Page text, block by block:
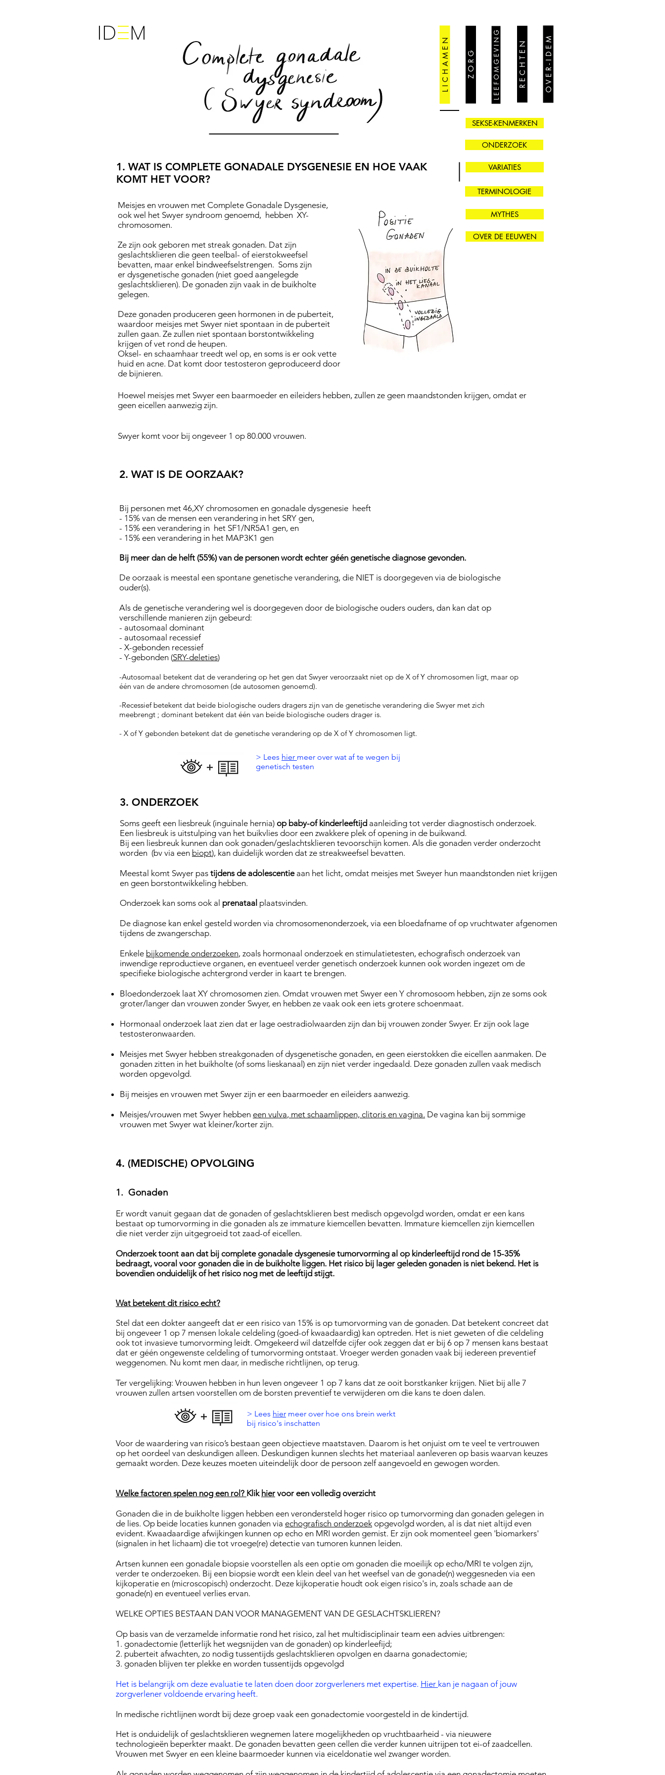
ID M
L I C H A M E N Z O R G L E E F O M G E V I N G R E C H T E N O V E R - I D E M
SEKSE-KENMERKEN
ONDERZOEK
VARIATIES
TERMINOLOGIE
1. WAT IS COMPLETE GONADALE DYSGENESIE EN HOE VAAK
KOMT HET VOOR?
MYTHES
OVER DE EEUWEN
Meisjes en vrouwen met Complete Gonadale Dysgenesie,
ook wel het Swyer syndroom genoemd, hebben XY-
chromosomen.
Ze zijn ook geboren met streak gonaden. Dat zijn
geslachtsklieren die geen teelbal- of eierstokweefsel
bevatten, maar enkel bindweefselstrengen. Soms zijn
er dysgenetische gonaden (niet goed aangelegde
geslachtsklieren). De gonaden zijn vaak in de buikholte
gelegen.
Deze gonaden produceren geen hormonen in de puberteit,
waardoor meisjes met Swyer niet spontaan in de puberteit
zullen gaan. Ze zullen niet spontaan borstontwikkeling
krijgen of vet rond de heupen.
Oksel- en schaamhaar treedt wel op, en soms is er ook vette
huid en acne. Dat komt door testosteron geproduceerd door
de bijnieren.
Hoewel meisjes met Swyer een baarmoeder en eileiders hebben, zullen ze geen maandstonden krijgen, omdat er
geen eicellen aanwezig zijn.
Swyer komt voor bij ongeveer 1 op 80.000 vrouwen.
2. WAT IS DE OORZAAK?
Bij personen met 46,XY chromosomen en gonadale dysgenesie heeft
- 15% van de mensen een verandering in het SRY gen,
- 15% een verandering in het SF1/NR5A1 gen, en
- 15% een verandering in het MAP3K1 gen
Bij meer dan de helft (55%) van de personen wordt echter géén genetische diagnose gevonden.
De oorzaak is meestal een spontane genetische verandering, die NIET is doorgegeven via de biologische
ouder(s).
Als de genetische verandering wel is doorgegeven door de biologische ouders ouders, dan kan dat op
verschillende manieren zijn gebeurd:
- autosomaal dominant
- autosomaal recessief
- X-gebonden recessief
- Y-gebonden (SRY-deleties)
-Autosomaal betekent dat de verandering op het gen dat Swyer veroorzaakt niet op de X of Y chromosomen ligt, maar op
één van de andere chromosomen (de autosomen genoemd).
-Recessief betekent dat beide biologische ouders dragers zijn van de genetische verandering die Swyer met zich
meebrengt ; dominant betekent dat één van beide biologische ouders drager is.
- X of Y gebonden betekent dat de genetische verandering op de X of Y chromosomen ligt.
> Lees hier meer over wat af te wegen bij
genetisch testen
3. ONDERZOEK
Soms geeft een liesbreuk (inguinale hernia) op baby-of kinderleeftijd aanleiding tot verder diagnostisch onderzoek.
Een liesbreuk is uitstulping van het buikvlies door een zwakkere plek of opening in de buikwand.
Bij een liesbreuk kunnen dan ook gonaden/geslachtsklieren tevoorschijn komen. Als die gonaden verder onderzocht
worden (bv via een biopt), kan duidelijk worden dat ze streakweefsel bevatten.
Meestal komt Swyer pas tijdens de adolescentieaan het licht, omdat meisjes met Sweyer hun maandstonden niet krijgen
en geen borstontwikkeling hebben.
Onderzoek kan soms ook al prenataal plaatsvinden.
De diagnose kan enkel gesteld worden via chromosomenonderzoek, via een bloedafname of op vruchtwater afgenomen
tijdens de zwangerschap.
Enkele bijkomende onderzoeken, zoals hormonaal onderzoek en stimulatietesten, echografisch onderzoek van
inwendige reproductieve organen, en eventueel verder genetisch onderzoek kunnen ook worden ingezet om de
specifieke biologische achtergrond verder in kaart te brengen.
Bloedonderzoek laat XY chromosomen zien. Omdat vrouwen met Swyer een Y chromosoom hebben, zijn ze soms ook
groter/langer dan vrouwen zonder Swyer, en hebben ze vaak ook een iets grotere schoenmaat.
Hormonaal onderzoek laat zien dat er lage oestradiolwaarden zijn dan bij vrouwen zonder Swyer. Er zijn ook lage
testosteronwaarden.
Meisjes met Swyer hebben streakgonaden of dysgenetische gonaden, en geen eierstokken die eicellen aanmaken. De
gonaden zitten in het buikholte (of soms lieskanaal) en zijn niet verder ingedaald. Deze gonaden zullen vaak medisch
worden opgevolgd.
Bij meisjes en vrouwen met Swyer zijn er een baarmoeder en eileiders aanwezig.
Meisjes/vrouwen met Swyer hebben een vulva, met schaamlippen, clitoris en vagina. De vagina kan bij sommige
vrouwen met Swyer wat kleiner/korter zijn.
4. (MEDISCHE) OPVOLGING
1. Gonaden
Er wordt vanuit gegaan dat de gonaden of geslachtsklieren best medisch opgevolgd worden, omdat er een kans
bestaat op tumorvorming in die gonaden als ze immature kiemcellen bevatten. Immature kiemcellen zijn kiemcellen
die niet verder zijn uitgegroeid tot zaad-of eicellen.
Onderzoek toont aan dat bij complete gonadale dysgenesie tumorvorming al op kinderleeftijd rond de 15-35%
bedraagt, vooral voor gonaden die in de buikholte liggen. Het risico bij lager geleden gonaden is niet bekend. Het is
bovendien onduidelijk of het risico nog met de leeftijd stijgt.
Wat betekent dit risico echt?
Stel dat een dokter aangeeft dat er een risico van 15% is op tumorvorming van de gonaden. Dat betekent concreet dat
bij ongeveer 1 op 7 mensen lokale celdeling (goed-of kwaadaardig) kan optreden. Het is niet geweten of die celdeling
ook tot invasieve tumorvorming leidt. Omgekeerd wil datzelfde cijfer ook zeggen dat er bij 6 op 7 mensen kans bestaat
dat er géén ongewenste celdeling of tumorvorming ontstaat. Vroeger werden gonaden vaak bij iedereen preventief
weggenomen. Nu komt men daar, in medische richtlijnen, op terug.
Ter vergelijking: Vrouwen hebben in hun leven ongeveer 1 op 7 kans dat ze ooit borstkanker krijgen. Niet bij alle 7
vrouwen zullen artsen voorstellen om de borsten preventief te verwijderen om die kans te doen dalen.
Voor de waardering van risico’s bestaan geen objectieve maatstaven. Daarom is het onjuist om te veel te vertrouwen
op het oordeel van deskundigen alleen. Deskundigen kunnen slechts het materiaal aanleveren op basis waarvan keuzes
gemaakt worden. Deze keuzes moeten uiteindelijk door de persoon zelf aangevoeld en gewogen worden.
Welke factoren spelen nog een rol? Klik hier voor een volledig overzicht
Gonaden die in de buikholte liggen hebben een verondersteld hoger risico op tumorvorming dan gonaden gelegen in
de lies. Op beide locaties kunnen gonaden via echografisch onderzoek opgevolgd worden, al is dat niet altijd even
evident. Kwaadaardige afwijkingen kunnen op echo en MRI worden gemist. Er zijn ook momenteel geen 'biomarkers'
(signalen in het lichaam) die tot vroege(re) detectie van tumoren kunnen leiden.
Artsen kunnen een gonadale biopsie voorstellen als een optie om gonaden die moeilijk op echo/MRI te volgen zijn,
verder te onderzoeken. Bij een biopsie wordt een klein deel van het weefsel van de gonade(n) weggesneden via een
kijkoperatie en (microscopisch) onderzocht. Deze kijkoperatie houdt ook eigen risico's in, zoals schade aan de
gonade(n) en eventueel verlies ervan.
WELKE OPTIES BESTAAN DAN VOOR MANAGEMENT VAN DE GESLACHTSKLIEREN?
Op basis van de verzamelde informatie rond het risico, zal het multidisciplinair team een advies uitbrengen:
1. gonadectomie (letterlijk het wegsnijden van de gonaden) op kinderleefijd;
2. puberteit afwachten, zo nodig tussentijds geslachtsklieren opvolgen en daarna gonadectomie;
3. gonaden blijven ter plekke en worden tussentijds opgevolgd
Het is belangrijk om deze evaluatie te laten doen door zorgverleners met expertise. Hier kan je nagaan of jouw
zorgverlener voldoende ervaring heeft.
In medische richtlijnen wordt bij deze groep vaak een gonadectomie voorgesteld in de kindertijd.
Het is onduidelijk of geslachtsklieren wegnemen latere mogelijkheden op vruchtbaarheid - via nieuwere
technologieën beperkter maakt. De gonaden bevatten geen cellen die verder kunnen uitrijpen tot ei-of zaadcellen.
Vrouwen met Swyer en een kleine baarmoeder kunnen via eiceldonatie wel zwanger worden.
> Lees hier meer over hoe ons brein werkt
bij risico's inschatten